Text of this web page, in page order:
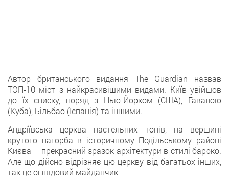
Автор британського видання The Guardian назвав
ТОП-10 міст з найкрасивішими видами. Київ увійшов
до їх списку, поряд з Нью-Йорком (США), Гаваною
(Куба), Більбао (Іспанія) та іншими.
Андріївська церква пастельних тонів, на вершині
крутого пагорба в історичному Подільському районі
Києва – прекрасний зразок архітектури в стилі бароко.
Але що дійсно відрізняє цю церкву від багатьох інших,
так це оглядовий майданчик